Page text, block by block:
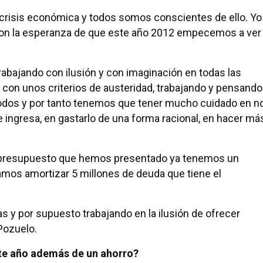
económica y todos somos conscientes de ello. Yo
la esperanza de que este año 2012 empecemos a ver
con ilusión y con imaginación en todas las
unos criterios de austeridad, trabajando y pensando
y por tanto tenemos que tener mucho cuidado en
en gastarlo de una forma racional, en hacer
que hemos presentado ya tenemos un
amortizar 5 millones de deuda que tiene el
y por supuesto trabajando en la ilusión de ofrecer
año además de un ahorro?